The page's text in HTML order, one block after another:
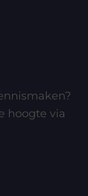
hoogte via